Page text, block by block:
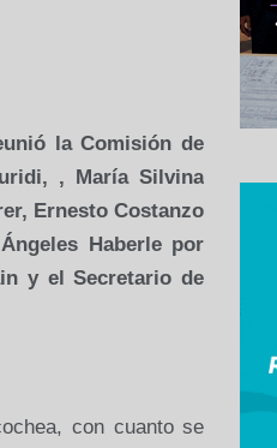
la Comisión de
, María Silvina
Ernesto Costanzo
Haberle por
y el Secretario de
con cuanto se